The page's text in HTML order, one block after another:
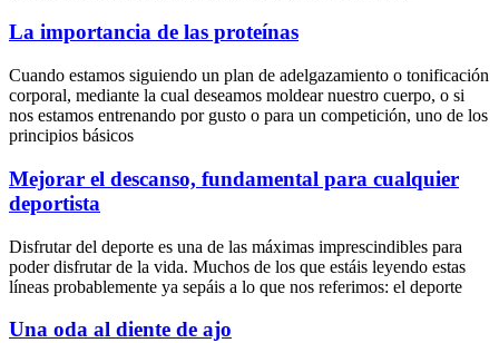
La importancia de las proteínas
Cuando estamos siguiendo un plan de adelgazamiento o tonificación
corporal, mediante la cual deseamos moldear nuestro cuerpo, o si
nos estamos entrenando por gusto o para un competición, uno de los
principios básicos
Mejorar el descanso, fundamental para cualquier
deportista
Disfrutar del deporte es una de las máximas imprescindibles para
poder disfrutar de la vida. Muchos de los que estáis leyendo estas
líneas probablemente ya sepáis a lo que nos referimos: el deporte
Una oda al diente de ajo